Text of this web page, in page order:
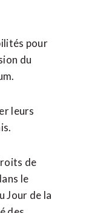
pour
du
leurs
de
le
Jour ⁠de la